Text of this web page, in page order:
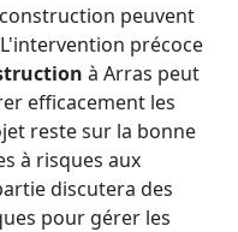
peuvent
précoce
à Arras peut
efficacement les
reste sur la bonne
à risques aux
discutera des
pour gérer les